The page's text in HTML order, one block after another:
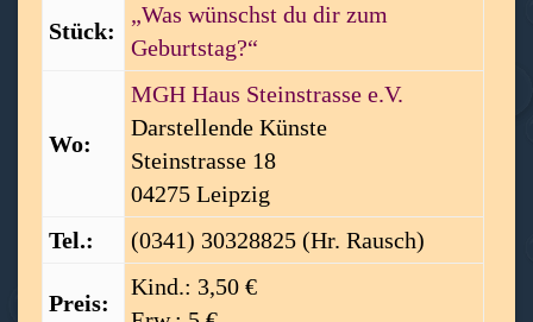
Stück:
„Was wünschst du dir zum
Geburtstag?“
Wo:
MGH Haus Steinstrasse e.V.
Darstellende Künste
Steinstrasse 18
04275 Leipzig
Tel.:
(0341) 30328825 (Hr. Rausch)
Preis:
Kind.: 3,50 €